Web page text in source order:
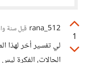
1
rana_512 قبل سنة
لي تفسير أخر لهذا